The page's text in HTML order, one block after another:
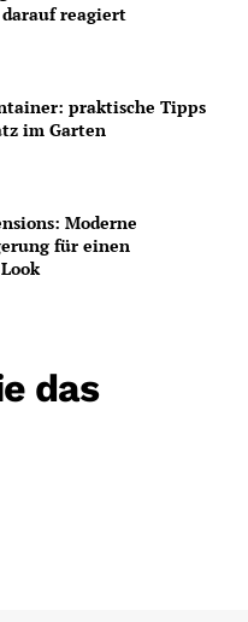
darauf reagiert
praktische Tipps
im Garten
Moderne
für einen
das